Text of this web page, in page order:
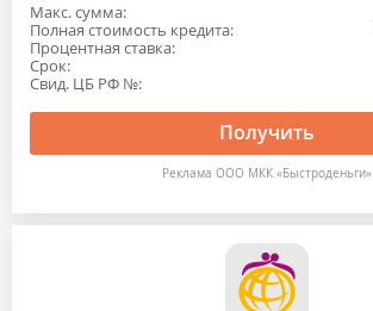
Макс. сумма:
Полная стоимость кредита:
Процентная ставка:
Срок:
Свид. ЦБ РФ №:
Получить
Реклама ООО МКК «Быстроденьги»